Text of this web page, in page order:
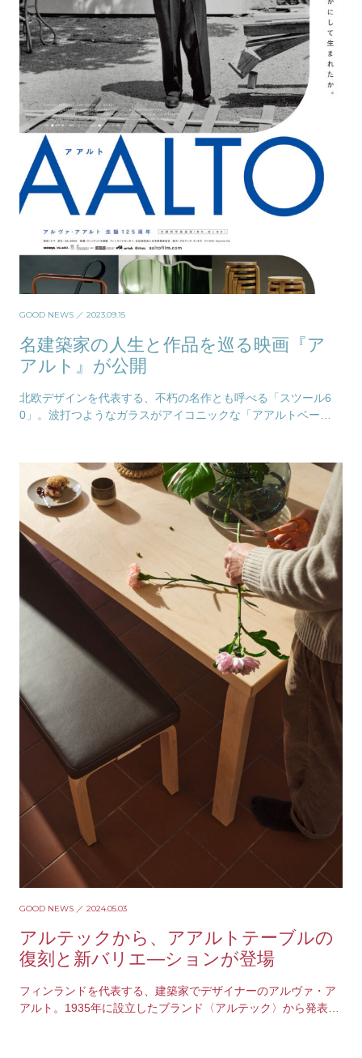
GOOD NEWS ／ 2023.09.15
名建築家の人生と作品を巡る映画『ア
アルト』が公開
北欧デザインを代表する、不朽の名作とも呼べる「スツール6
0」。波打つようなガラスがアイコニックな「アアルトベー
GOOD NEWS ／ 2024.05.03
アルテックから、アアルトテーブルの
復刻と新バリエ―ションが登場
フィンランドを代表する、建築家でデザイナーのアルヴァ・ア
アルト。1935年に設立したブランド〈アルテック〉から発表さ